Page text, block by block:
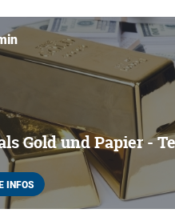
Gold und Papier -
INFOS